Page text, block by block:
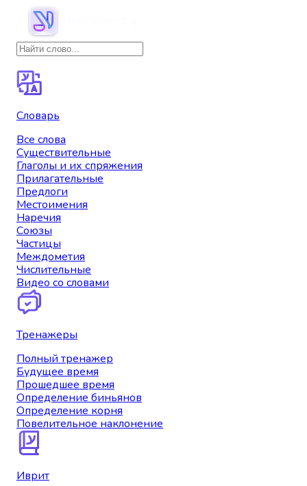
Словарь
Все слова
Существительные
Глаголы и их спряжения
Прилагательные
Предлоги
Местоимения
Наречия
Союзы
Частицы
Междометия
Числительные
Видео со словами
Тренажеры
Полный тренажер
Будущее время
Прошедшее время
Определение биньянов
Определение корня
Повелительное наклонение
Иврит